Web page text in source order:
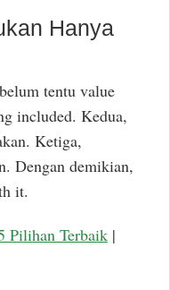
Hanya
tentu value
included. Kedua,
Ketiga,
Dengan demikian,
it.
Pilihan Terbaik |